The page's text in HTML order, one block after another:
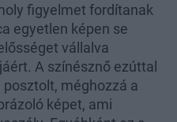
figyelmet fordítanak
egyetlen képen se
vállalva
A színésznő ezúttal
méghozzá a
képet, ami